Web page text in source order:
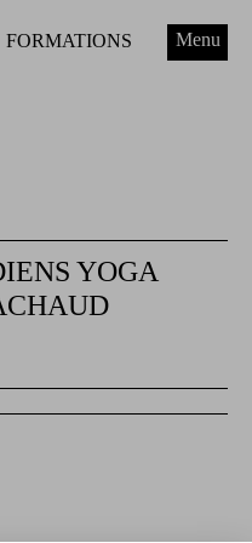
FORMATIONS Menu
YOGA